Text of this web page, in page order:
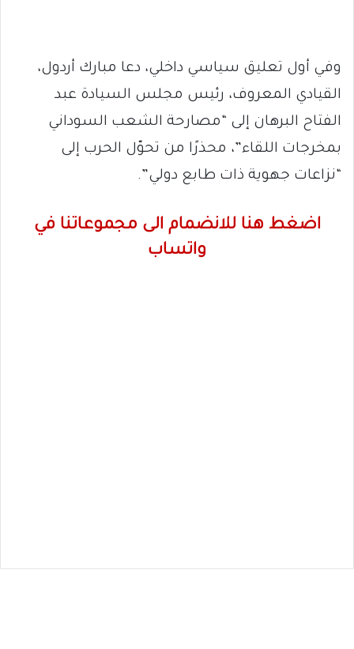
وفي أول تعليق سياسي داخلي، دعا مبارك أردول،
القيادي المعروف، رئيس مجلس السيادة عبد
الفتاح البرهان إلى “مصارحة الشعب السوداني
بمخرجات اللقاء”، محذرًا من تحوّل الحرب إلى
“نزاعات جهوية ذات طابع دولي”.
اضغط هنا للانضمام الى مجموعاتنا في
واتساب